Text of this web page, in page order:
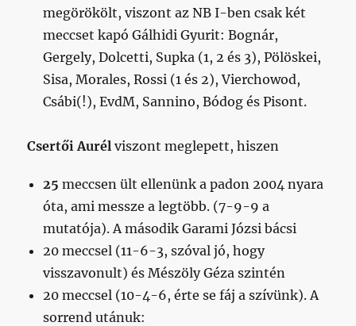
megörökölt, viszont az NB I-ben csak két
meccset kapó Gálhidi Gyurit: Bognár,
Gergely, Dolcetti, Supka (1, 2 és 3), Pölöskei,
Sisa, Morales, Rossi (1 és 2), Vierchowod,
Csábi(!), EvdM, Sannino, Bódog és Pisont.
Csertői Aurélviszont meglepett, hiszen
25 meccsen ült ellenünk a padon 2004 nyara
óta, ami messze a legtöbb. (7-9-9 a
mutatója). A második Garami Józsi bácsi
20 meccsel (11-6-3, szóval jó, hogy
visszavonult) és Mészöly Géza szintén
20 meccsel (10-4-6, érte se fáj a szívünk). A
sorrend utánuk: